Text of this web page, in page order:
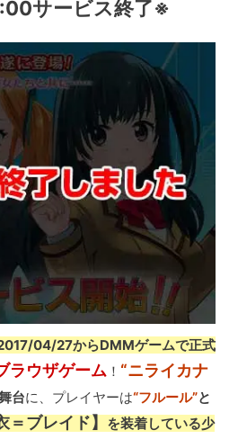
サービス終了※
04/27からDMMゲームで正式
ラウザゲーム ！ “ニライカナ
台に、プレイヤーは“フルール”と
＝ブレイド】
を装着している少